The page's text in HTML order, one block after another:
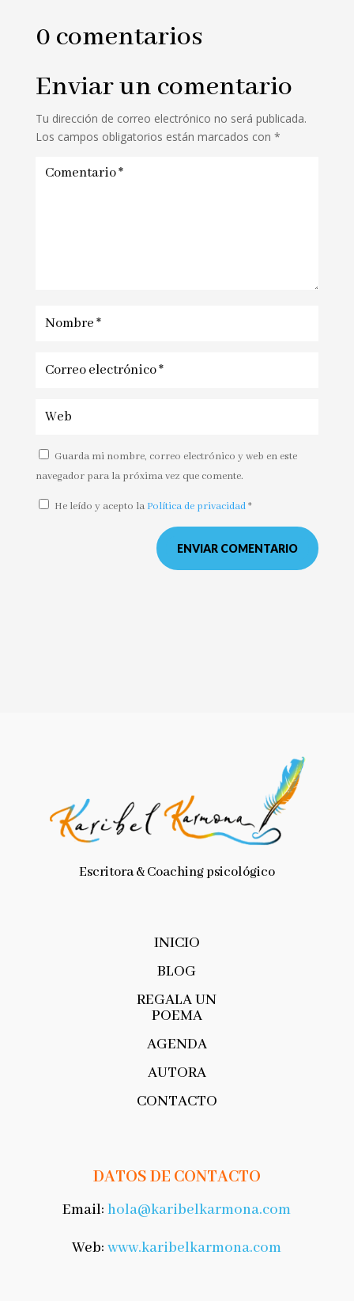
0 comentarios
Enviar un comentario
Tu dirección de correo electrónico no será publicada.
Los campos obligatorios están marcados con *
Guarda mi nombre, correo electrónico y web en este
navegador para la próxima vez que comente.
He leído y acepto la Política de privacidad*
ENVIAR COMENTARIO
Escritora & Coaching psicológico
INICIO
BLOG
REGALA UN
POEMA
AGENDA
AUTORA
CONTACTO
DATOS DE CONTACTO
Email:hola@karibelkarmona.com
Web:www.karibelkarmona.com